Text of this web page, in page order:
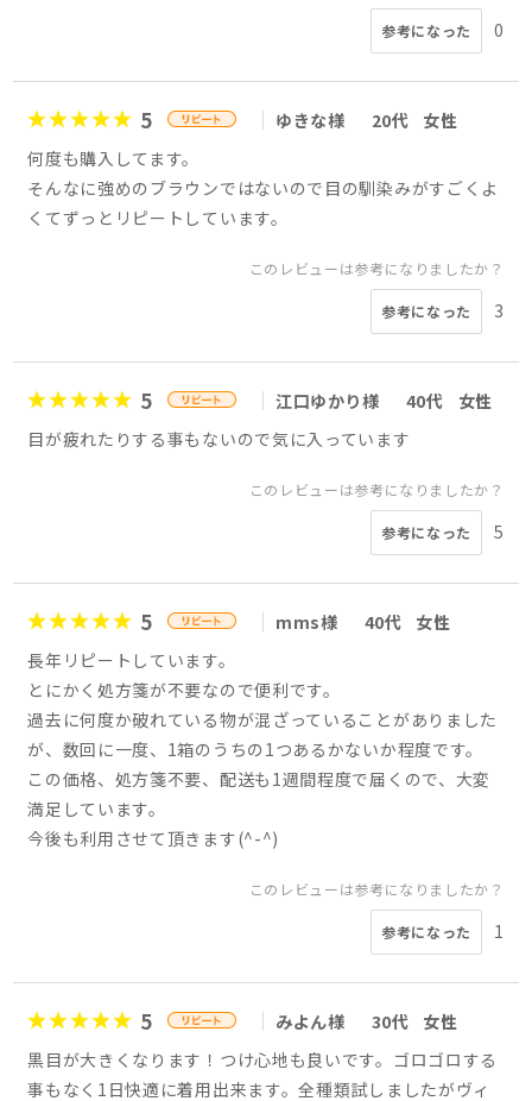
参考になった 0
5 ゆきな様 20代
女性
何度も購入してます。
そんなに強めのブラウンではないので目の馴染みがすごくよ
くてずっとリピートしています。
このレビューは参考になりましたか？
参考になった 3
5 江口ゆかり様 40代
女性
目が疲れたりする事もないので気に入っています
このレビューは参考になりましたか？
参考になった 5
5 mms様 40代
女性
長年リピートしています。
とにかく処方箋が不要なので便利です。
過去に何度か破れている物が混ざっていることがありました
が、数回に一度、1箱のうちの1つあるかないか程度です。
この価格、処方箋不要、配送も1週間程度で届くので、大変
満足しています。
今後も利用させて頂きます(^-^)
このレビューは参考になりましたか？
参考になった 1
5 みよん様 30代
女性
黒目が大きくなります！つけ心地も良いです。ゴロゴロする
事もなく1日快適に着用出来ます。全種類試しましたがヴィ